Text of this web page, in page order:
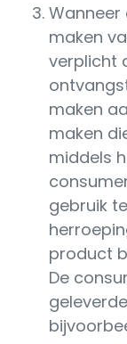
maken
verplicht
maken
maken
middels
gebruik
product
De